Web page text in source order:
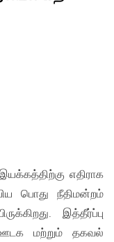
எதிராக
பொது நீதிமன்றம்
இத்தீர்ப்பு
மற்றும் தகவல்